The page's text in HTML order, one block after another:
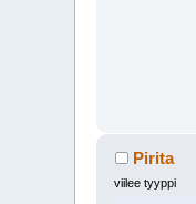
Pirita
viilee tyyppi